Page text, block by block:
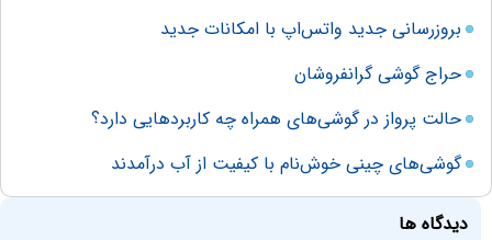
بروزرسانی جدید واتس‌اپ با امکانات جدید
حراج گوشی گرانفروشان
حالت پرواز در گوشی‌های همراه چه کاربردهایی دارد؟
گوشی‌های چینی خوش‌نام با کیفیت از آب درآمدند
دیدگاه ها